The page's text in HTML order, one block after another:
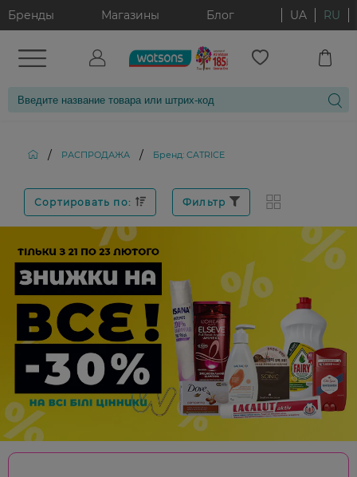
Бренды Магазины Блог UA RU
/ РАСПРОДАЖА / Бренд: CATRICE
Сортировать по: Фильтр